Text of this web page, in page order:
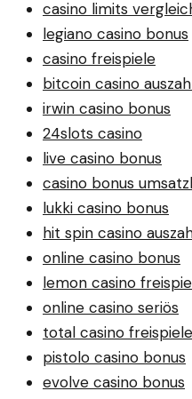
casino limits
legiano casino bonus
casino freispiele
bitcoin casino
irwin casino bonus
24slots casino
live casino bonus
casino bonus
lukki casino bonus
hit spin casino
online casino bonus
lemon casino
online casino seriös
total casino freispiele
pistolo casino bonus
evolve casino bonus